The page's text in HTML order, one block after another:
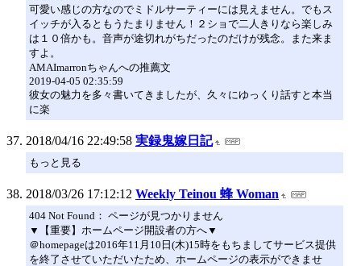
可愛い感じの方なのでミドルサーティーには見えません。でもス
イッチが入るともうたまりません！２ショで二人きりなら楽しみ
は１０倍かも。音声が途切れがちだったのだけが残念。また来ま
すよ。
AMAImarronちゃんへの推薦文
2019-04-05 02:35:59
彼女の魅力を多々書いてきましたが、久々にゆっくり話すと本当
に楽
2018/04/16 22:49:58 実録鬼嫁日記
もっと見る
2018/03/26 17:12:12 Weekly Teinou 蜂 Woman
404 Not Found： ページが見つかりません
▼【重要】ホームページ開設者の方へ▼
＠homepageは2016年11月10日(木)15時をもちましてサービス提供
を終了させていただいたため、ホームページの表示ができませ